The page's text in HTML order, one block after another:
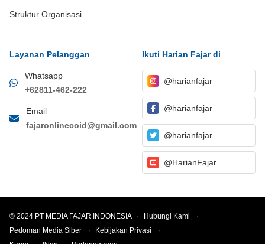
Struktur Organisasi
Layanan Pelanggan
Whatsapp
+62811-462-222
Email
fajaronlinecoid@gmail.com
Ikuti Harian Fajar di
@harianfajar
@harianfajar
@harianfajar
@HarianFajar
© 2024 PT MEDIA FAJAR INDONESIA · Hubungi Kami
·
Pedoman Media Siber
· Kebijakan Privasi
·